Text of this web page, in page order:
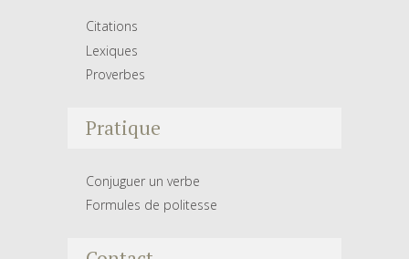
Citations
Lexiques
Proverbes
Pratique
Conjuguer un verbe
Formules de politesse